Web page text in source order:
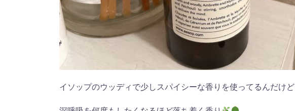
イソップのウッディで少しスパイシーな香りを使ってるんだけど